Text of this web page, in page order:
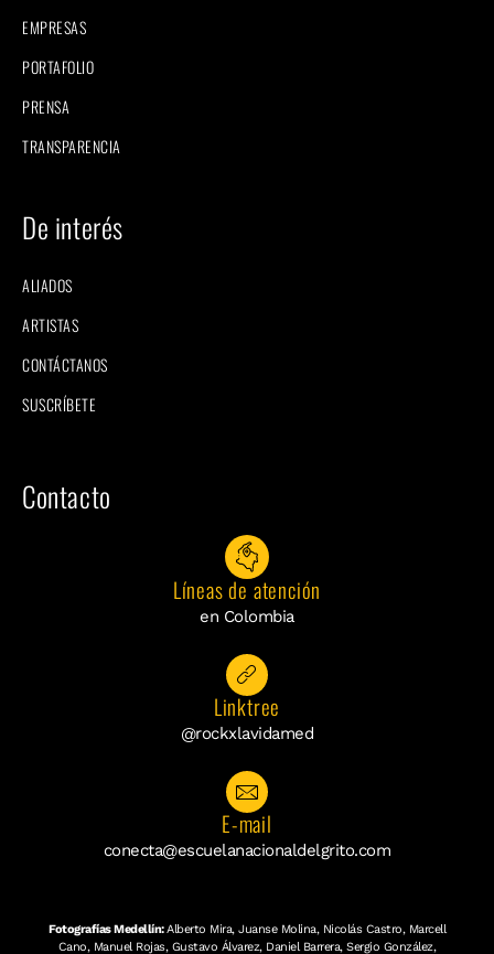
EMPRESAS
PORTAFOLIO
PRENSA
TRANSPARENCIA
De interés
ALIADOS
ARTISTAS
CONTÁCTANOS
SUSCRÍBETE
Contacto
Líneas de atención
en Colombia
Linktree
@rockxlavidamed
E-mail
conecta@escuelanacionaldelgrito.com
Fotografías Medellín:Alberto Mira, Juanse Molina, Nicolás Castro, Marcell
Cano, Manuel Rojas, Gustavo Álvarez, Daniel Barrera, Sergio González,